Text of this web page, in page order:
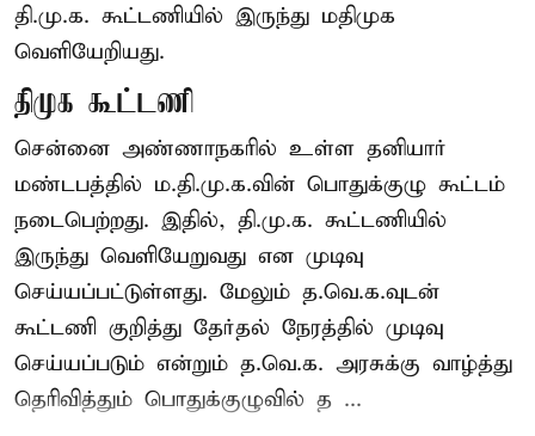
தி.மு.க. கூட்டணியில் இருந்து மதிமுக
வெளியேறியது.
திமுக கூட்டணி
சென்னை அண்ணாநகரில் உள்ள தனியார்
மண்டபத்தில் ம.தி.மு.க.வின் பொதுக்குழு கூட்டம்
நடைபெற்றது. இதில், தி.மு.க. கூட்டணியில்
இருந்து வெளியேறுவது என முடிவு
செய்யப்பட்டுள்ளது. மேலும் த.வெ.க.வுடன்
கூட்டணி குறித்து தேர்தல் நேரத்தில் முடிவு
செய்யப்படும் என்றும் த.வெ.க. அரசுக்கு வாழ்த்து
தெரிவித்தும் பொதுக்குழுவில் த ...